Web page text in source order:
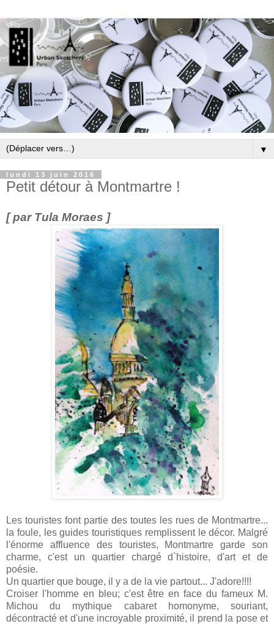
▼
lundi 13 juin 2016
Petit détour à Montmartre !
[ par Tula Moraes ]
Les touristes font partie des toutes les rues de Montmartre...
la foule, les guides touristiques remplissent le décor. Malgré
l'énorme affluence des touristes, Montmartre garde son
charme, c'est un quartier chargé d`histoire, d'art et de
poésie.
Un quartier que bouge, il y a de la vie partout... J'adore!!!!
Croiser l'homme en bleu; c'est être en face du fameux M.
Michou du mythique cabaret homonyme, souriant,
décontracté et d'une incroyable proximité, il prend la pose et